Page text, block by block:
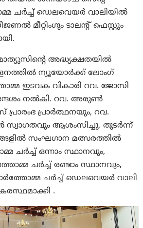
ചർച്ച് ഡെലവെയർ വാലിയിൽ
മീറ്റിംഗും ടാലന്റ് ഫെസ്റ്റും
അദ്ധ്യക്ഷതയിൽ
ന്യൂയോർക്ക് ലോംഗ്
ഇടവക വികാരി റവ. ജോസി
നൽകി. റവ. അരുൺ
പ്രാർത്ഥനയും, റവ.
സ്വാഗതവും ആശംസിച്ചു. തുടർന്ന്
സംഘഗാന മത്സരത്തിൽ
ചർച്ച് ഒന്നാം സ്ഥാനവും,
ചർച്ച് രണ്ടാം സ്ഥാനവും,
ചർച്ച് ഡെലവെയർ വാലി
.